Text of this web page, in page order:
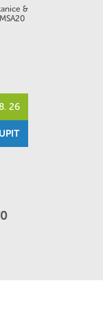
&
26